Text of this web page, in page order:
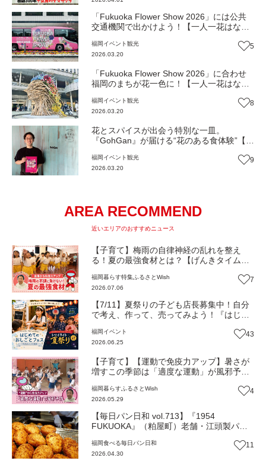
「Fukuoka Flower Show 2026」には公共
交通機関で出かけよう！【一人一花はなき
福岡 イベント観光
2026.03.20
5
「Fukuoka Flower Show 2026」に合わせ
福岡のまちが花一色に！【一人一花はなき
福岡 イベント観光
2026.03.20
8
花とスパイスが出会う特別な一皿。
『GohGan』が届ける“花のある食体験”【一
福岡 イベント観光
2026.03.20
9
AREA RECOMMEND
近いエリアのおすすめニュース
【子育て】梅雨の自律神経の乱れを整え
る！夏の最強食材とは？【げんきタイム
福岡暮らす特集ふるさとWish
2026.07.06
7
【7/11】夏祭りの子ども店長募集中！自分
で考え、作って、売ってみよう！『はじめ
り』（福岡・粕屋町）【イベント】※子ど
も店長の募集は終了しています
福岡 イベント
2026.06.25
43
【子育て】【運動で免疫力アップ】暑さが
増すこの季節は「適度な運動」が風邪予防
福岡暮らす ふるさとWish
2026.05.29
4
【毎日パン日和 vol.713】『1954
FUKUOKA』（粕屋町）老舗・江頭製パン
福岡食べる毎日パン日和
2026.04.30
11